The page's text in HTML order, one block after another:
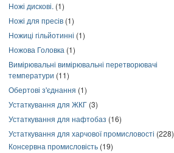
Ножі дискові. (1)
Ножі для пресів (1)
Ножиці гільйотинні (1)
Ножова Головка (1)
Вимірювальні вимірювальні перетворювачі
температури (11)
Обертові з'єднання (1)
Устаткування для ЖКГ (3)
Устаткування для нафтобаз (16)
Устаткування для харчової промисловості (228)
Консервна промисловість (19)